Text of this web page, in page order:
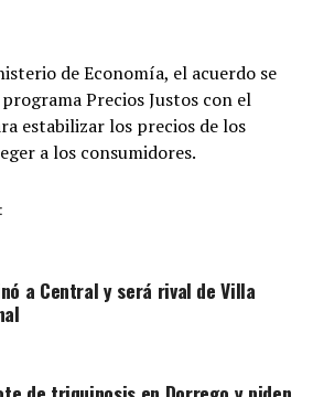
de Economía, el acuerdo se
Precios Justos con el
estabilizar los precios de los
a los consumidores.
a Central y será rival de Villa